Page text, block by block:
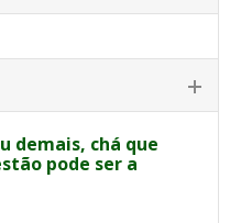
demais, chá que
pode ser a